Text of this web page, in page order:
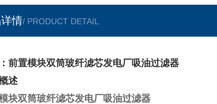
情/ PRODUCT DETAIL
前置模块双筒玻纤滤芯发电厂吸油过滤器
述
块双筒玻纤滤芯发电厂吸油过滤器